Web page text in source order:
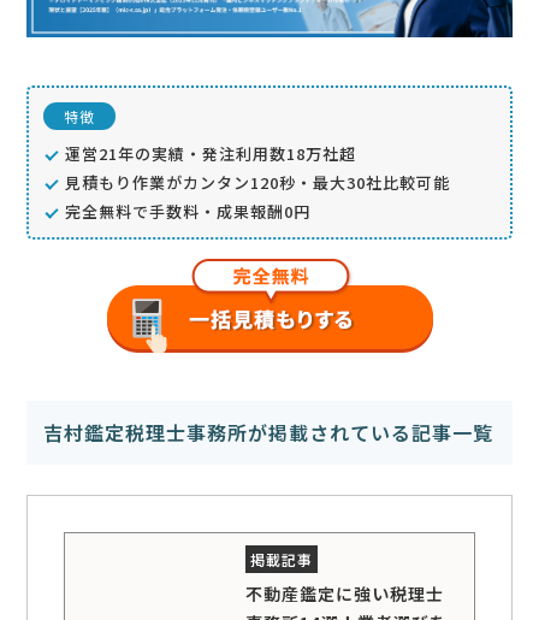
特徴
運営21年の実績・発注利用数18万社超
見積もり作業がカンタン120秒・最大30社比較可能
完全無料で手数料・成果報酬0円
吉村鑑定税理士事務所が掲載されている記事一覧
不動産鑑定に強い税理士